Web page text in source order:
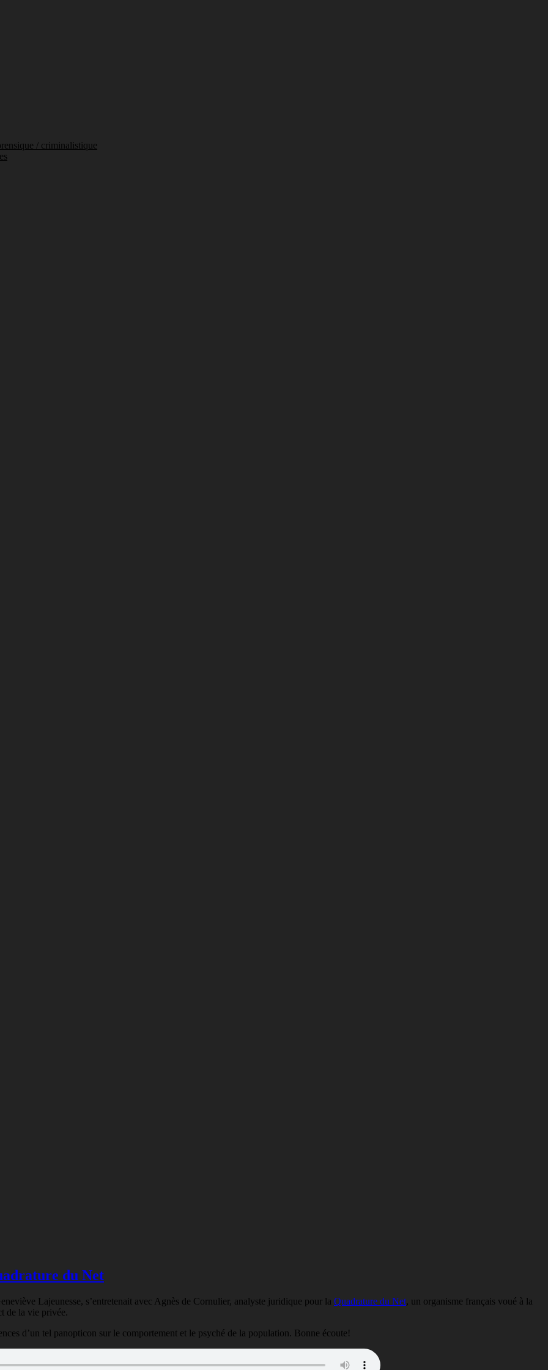
/ criminalistique
du Net
Lajeunesse, s’entretenait avec Agnès de Cornulier, analyste juridique pour la Quadrature du Net, un organisme français voué à la
de la vie privée.
d’un tel panopticon sur le comportement et le psyché de la population. Bonne écoute!